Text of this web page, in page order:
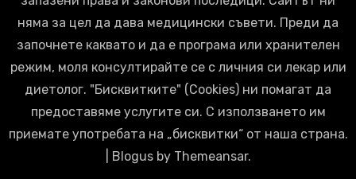
няма за цел да дава медицински съвети. Преди да
започнете каквато и да е програма или хранителен
режим, моля консултирайте се с личния си лекар или
диетолог. "Бисквитките" (Cookies) ни помагат да
предоставяме услугите си. С използването им
приемате употребата на „бисквитки“ от наша страна.
Blogusby Themeansar.